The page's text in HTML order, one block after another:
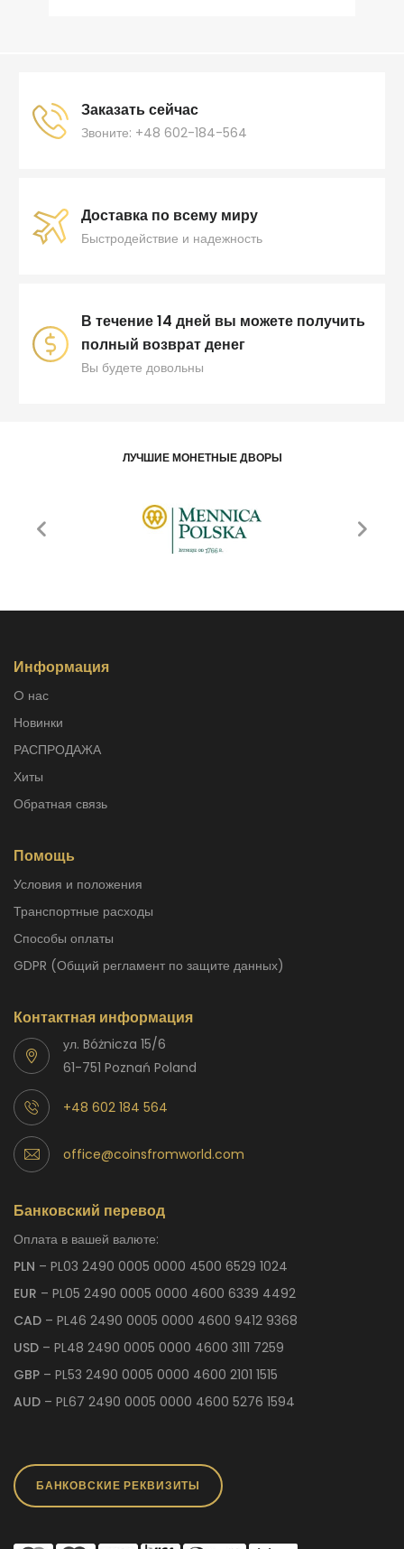
Заказать сейчас
Звоните: +48 602-184-564
Доставка по всему миру
Быстродействие и надежность
В течение 14 дней вы можете получить
полный возврат денег
Вы будете довольны
ЛУЧШИЕ МОНЕТНЫЕ ДВОРЫ
Информация
O нас
Новинки
РАСПРОДАЖА
Хиты
Обратная связь
Помощь
Условия и положения
Транспортные расходы
способы оплаты
GDPR (Общий регламент по защите данных)
Контактная информация
ул. Bóżnicza 15/6
61-751 Poznań Poland
+48 602 184 564
office@coinsfromworld.com
Банковский перевод
Оплата в вашей валюте:
PLN – PL03 2490 0005 0000 4500 6529 1024
EUR – PL05 2490 0005 0000 4600 6339 4492
CAD – PL46 2490 0005 0000 4600 9412 9368
USD – PL48 2490 0005 0000 4600 3111 7259
GBP – PL53 2490 0005 0000 4600 2101 1515
AUD – PL67 2490 0005 0000 4600 5276 1594
БАНКОВСКИЕ РЕКВИЗИТЫ